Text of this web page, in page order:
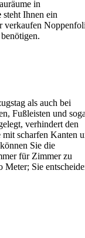
in
steht Ihnen ein
verkaufen
als auch bei
Fußleisten und
verhindert den
scharfen Kanten
Sie die
für Zimmer zu
Sie